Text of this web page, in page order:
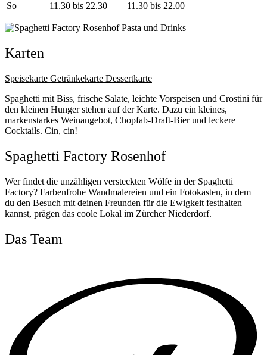
So 11.30 bis 22.30 11.30 bis 22.00
Karten
Speisekarte Getränkekarte Dessertkarte
Spaghetti mit Biss, frische Salate, leichte Vorspeisen und Crostini für
den kleinen Hunger stehen auf der Karte. Dazu ein kleines,
markenstarkes Weinangebot, Chopfab-Draft-Bier und leckere
Cocktails. Cin, cin!
Spaghetti Factory Rosenhof
Wer findet die unzähligen versteckten Wölfe in der Spaghetti
Factory? Farbenfrohe Wandmalereien und ein Fotokasten, in dem
du den Besuch mit deinen Freunden für die Ewigkeit festhalten
kannst, prägen das coole Lokal im Zürcher Niederdorf.
Das Team